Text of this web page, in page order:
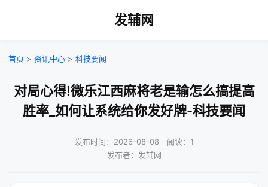
发辅网
首页 > 资讯中心 > 科技要闻
对局心得!微乐江西麻将老是输怎么搞提高
胜率_如何让系统给你发好牌-科技要闻
发布时间：2026-08-08｜阅读：1
发布者：发辅网